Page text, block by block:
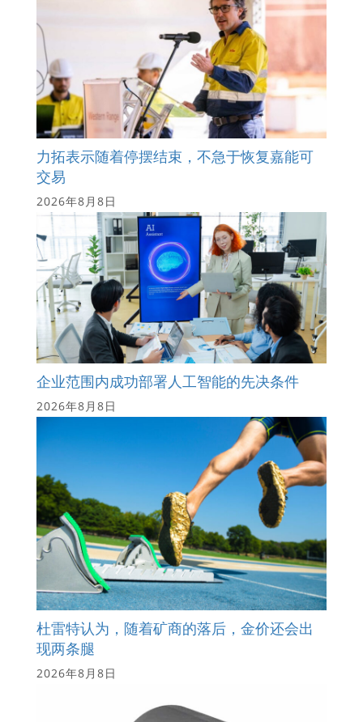
力拓表示随着停摆结束，不急于恢复嘉能可
交易
2026年8月8日
企业范围内成功部署人工智能的先决条件
2026年8月8日
杜雷特认为，随着矿商的落后，金价还会出
现两条腿
2026年8月8日